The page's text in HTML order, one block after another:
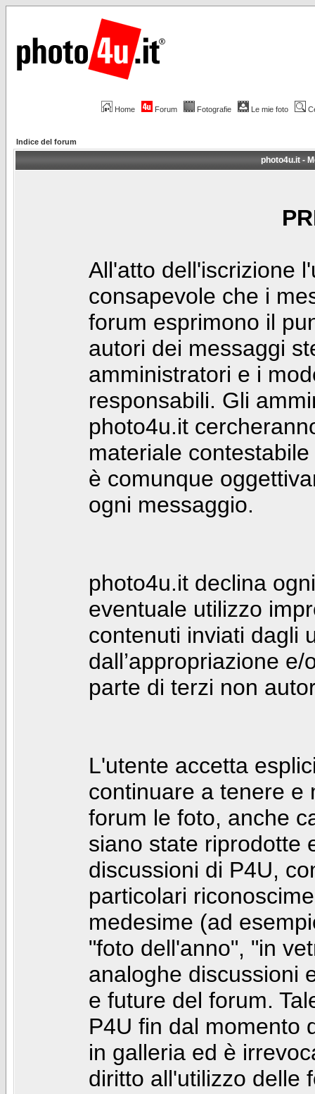
Home Forum Fotografie Le mie foto
Indice del forum
photo4u.it -
All'atto dell'iscrizione
consapevole che i
forum esprimono il
autori dei messaggi
amministratori e i
responsabili. Gli
photo4u.it
materiale
è comunque
ogni messaggio.
photo4u.it declina
eventuale utilizzo
contenuti inviati dagli
dall’appropriazione
parte di terzi non
L'utente accetta
continuare a tenere e
forum le foto, anche
siano state riprodotte
discussioni di P4U,
particolari
medesime (ad
"foto dell'anno", "in
analoghe discussioni
e future del forum.
P4U fin dal momento
in galleria ed è
diritto all'utilizzo delle